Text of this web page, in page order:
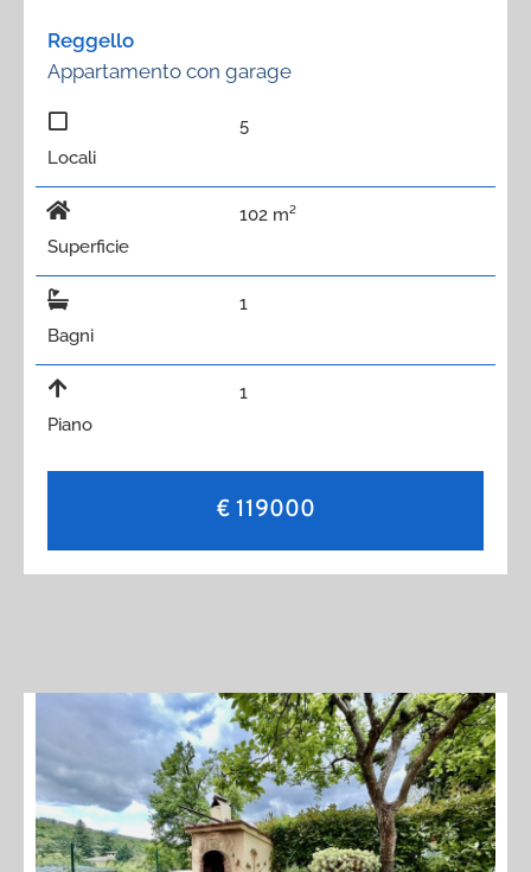
Reggello
Appartamento con garage
Locali
5
Superficie
102 m²
Bagni
1
Piano
1
€ 119000